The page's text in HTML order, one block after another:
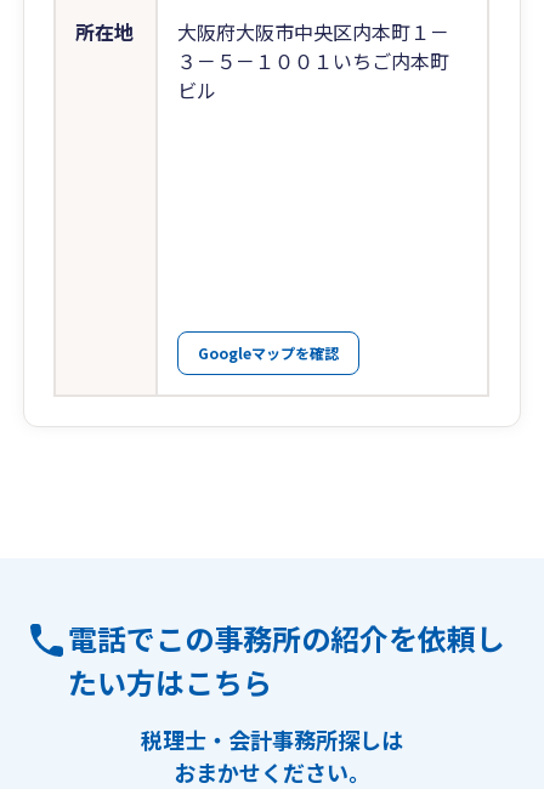
所在地
大阪府大阪市中央区内本町１－
３－５－１００１いちご内本町
ビル
Googleマップを確認
電話でこの事務所の紹介を依頼し
たい方はこちら
税理士・会計事務所探しは
おまかせください。